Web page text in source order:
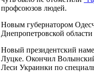
профсоюзов людей.
Новым губернатором
Днепропетровской
Новый президентский
Луцке. Окончил
Леси Украинки по